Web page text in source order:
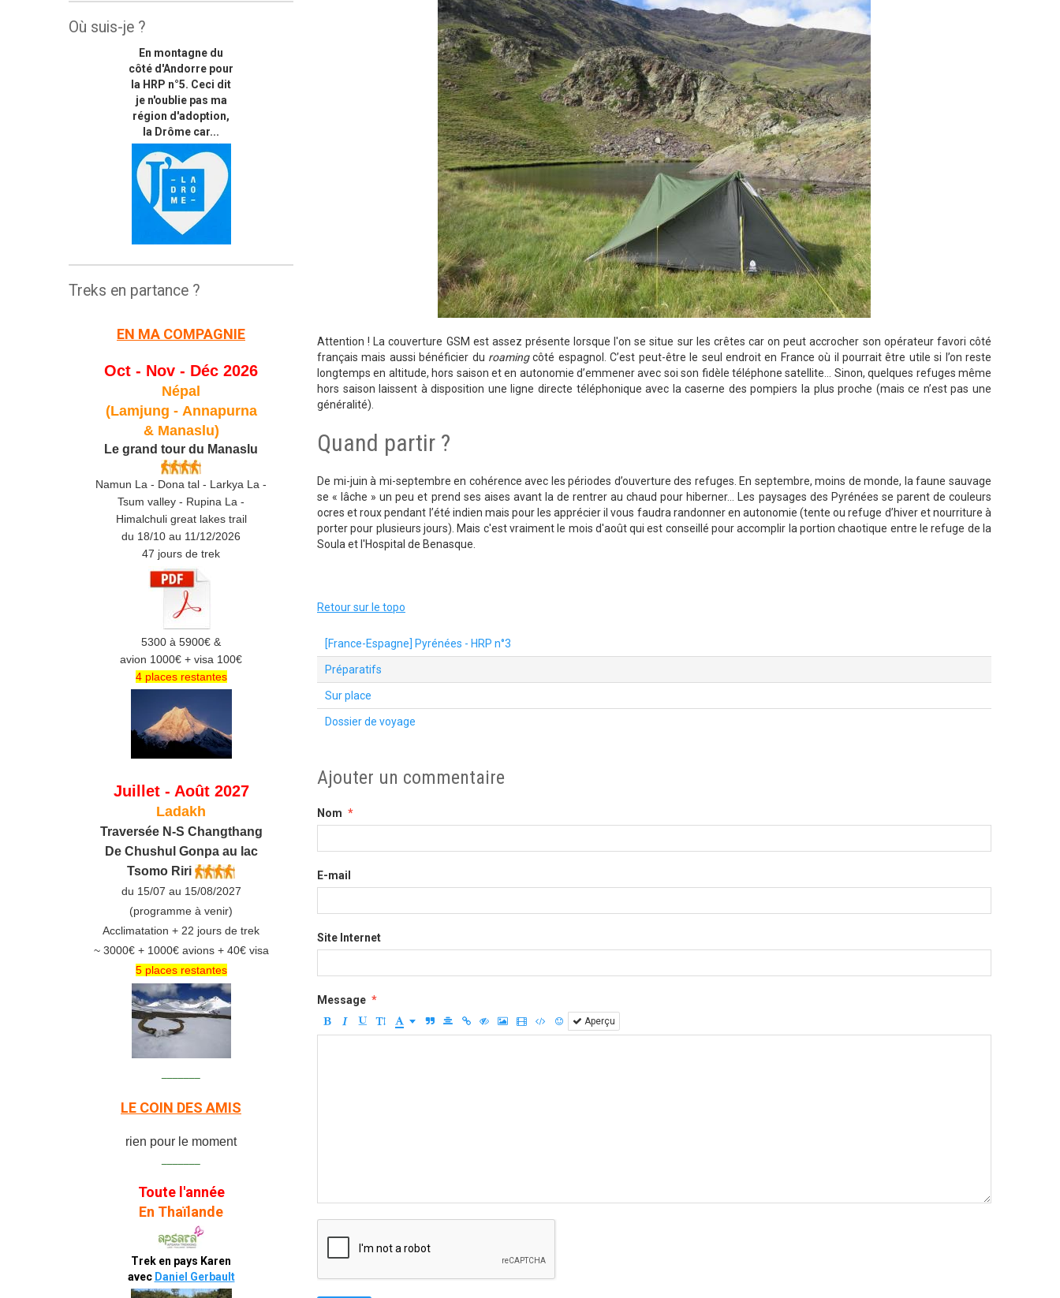
Attention ! La couverture GSM est assez présente lorsque l'on se situe sur les crêtes car on peut accrocher son opérateur favori côté
français mais aussi bénéficier du roamingcôté espagnol. C’est peut-être le seul endroit en France où il pourrait être utile si l’on reste
longtemps en altitude, hors saison et en autonomie d’emmener avec soi son fidèle téléphone satellite... Sinon, quelques refuges même
hors saison laissent à disposition une ligne directe téléphonique avec la caserne des pompiers la plus proche (mais ce n’est pas une
généralité).
Quand partir ?
De mi-juin à mi-septembre en cohérence avec les périodes d’ouverture des refuges. En septembre, moins de monde, la faune sauvage
se « lâche » un peu et prend ses aises avant la de rentrer au chaud pour hiberner… Les paysages des Pyrénées se parent de couleurs
ocres et roux pendant l’été indien mais pour les apprécier il vous faudra randonner en autonomie (tente ou refuge d’hiver et nourriture à
porter pour plusieurs jours). Mais c'est vraiment le mois d'août qui est conseillé pour accomplir la portion chaotique entre le refuge de la
Soula et l'Hospital de Benasque.
Retour sur le topo
[France-Espagne] Pyrénées - HRP n°3
Préparatifs
Sur place
Dossier de voyage
Ajouter un commentaire
Nom
E-mail
Site Internet
Message
Aperçu
Où suis-je ?
En montagne du
côté d'Andorre pour
la HRP n°5. Ceci dit
je n'oublie pas ma
région d'adoption,
la Drôme car...
Treks en partance ?
EN MA COMPAGNIE
Oct - Nov - Déc 2026
Népal
(Lamjung - Annapurna
& Manaslu)
Le grand tour du Manaslu
Namun La - Dona tal - Larkya La -
Tsum valley - Rupina La -
Himalchuli great lakes trail
du 18/10 au 11/12/2026
47 jours de trek
5300 à 5900€ &
avion 1000€ + visa 100€
4 places restantes
Juillet - Août 2027
Ladakh
Traversée N-S Changthang
De C hushul Gonpa au lac
Tsomo Riri
du 15/07 au 15/08/2027
(programme à venir)
Acclimatation + 22 jours de trek
~ 3000€ + 1000€ avions + 40€ visa
5 places restantes
LE COIN DES AMIS
rien pour le moment
Toute l'année
En Thaïlande
Trek en pays Karen
avec Daniel Gerbault